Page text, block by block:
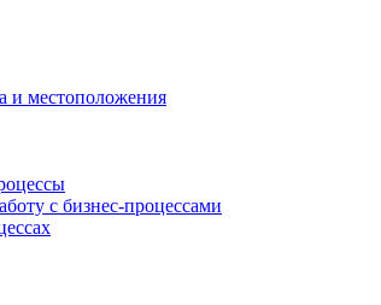
и местоположения
с бизнес-процессами